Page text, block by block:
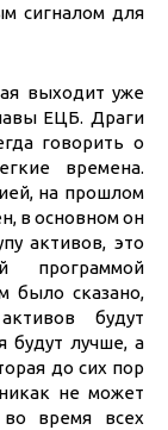
сигналом для
выходит уже
ЕЦБ. Драги
говорить о
времена.
на прошлом
в основном он
активов, это
программой
было сказано,
будут
будут лучше, а
до сих пор
не может
время всех